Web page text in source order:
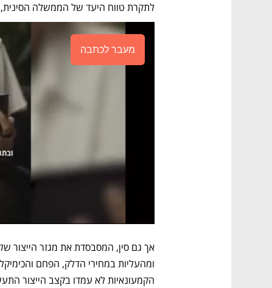
לתקרת טווח היעד של הממשלה
מעבר לכתבה
הקמעונאיות לא עמדו בקצב הייצור